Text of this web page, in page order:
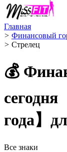
Главная
> Финансовый
> Стрелец ️
💰
сегодня
года】
Все знаки